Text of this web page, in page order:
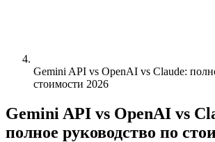
Gemini API vs OpenAI vs Claude:
стоимости 2026
Gemini API vs OpenAI vs
полное руководство по